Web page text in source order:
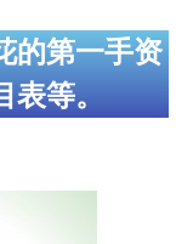
的第一手资
表等。